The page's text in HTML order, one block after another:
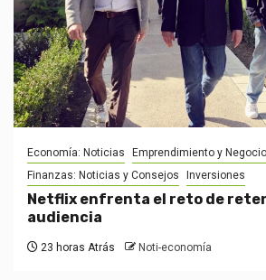
Economía: Noticias
Emprendimiento y
Finanzas: Noticias y Consejos
Inversiones
Netflix enfrenta el reto de
audiencia
23 horas Atrás Noti-economía